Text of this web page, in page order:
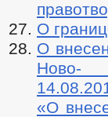
О
О
Ново-
«О